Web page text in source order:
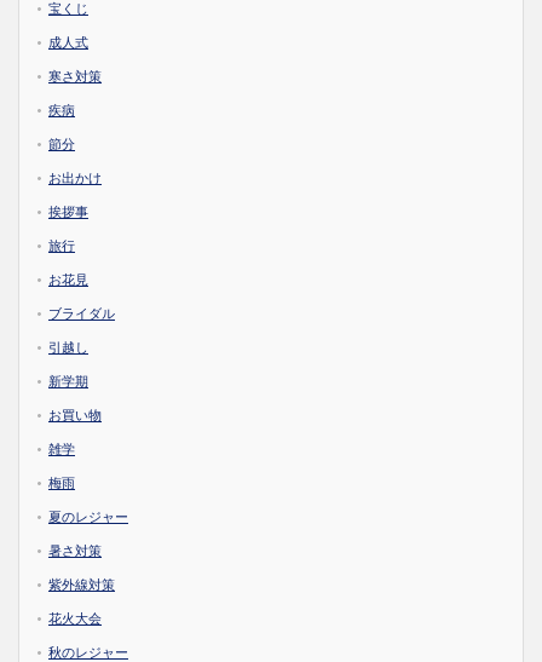
宝くじ
成人式
寒さ対策
疾病
節分
お出かけ
挨拶事
旅行
お花見
ブライダル
引越し
新学期
お買い物
雑学
梅雨
夏のレジャー
暑さ対策
紫外線対策
花火大会
秋のレジャー